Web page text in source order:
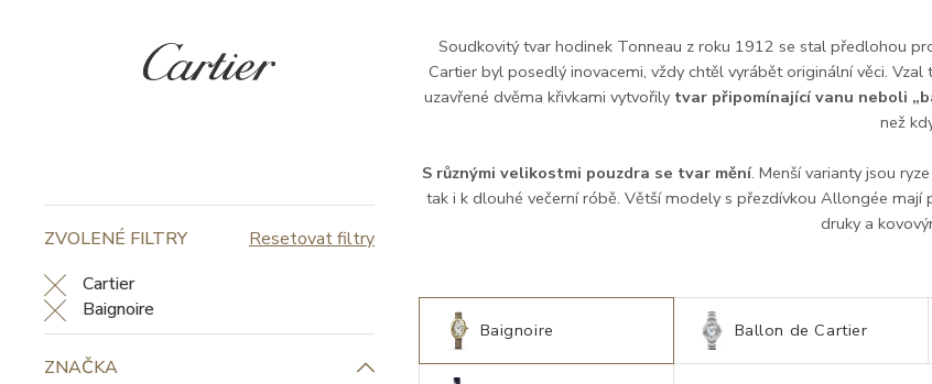
ZVOLENÉ FILTRY
Resetovat filtry
Cartier
Baignoire
ZNAČKA
Soudkovitý tvar hodinek Tonneau z roku 1912 se stal předlohou
Cartier byl posedlý inovacemi, vždy chtěl vyrábět originální věci.
uzavřené dvěma křivkami vytvořily tvar připomínající vanu neboli
než
S různými velikostmi pouzdra se tvar mění. Menší varianty jsou
tak i k dlouhé večerní róbě. Větší modely s přezdívkou Allongée
druky a
Baignoire Ballon de Cartier